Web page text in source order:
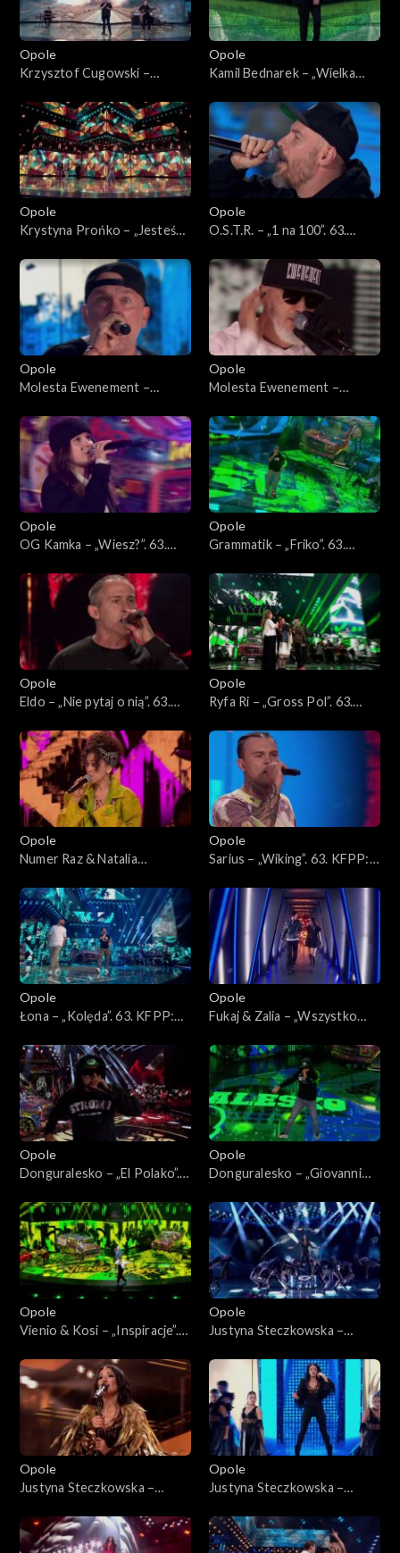
Opole
Krzysztof Cugowski –
Koncert „Autobiografia.
Jubileusz Bogdana Olewicza”
Opole
Kamil Bednarek – „Wielka
„Autobiografia. Jubileusz
Bogdana Olewicza”
Opole
Krystyna Prońko – „Jesteś
Koncert „Autobiografia.
Jubileusz Bogdana Olewicza”
Opole
O.S.T.R. – „1 na 100”. 63.
Jedno podwórko 2”
Opole
Molesta Ewenement –
„Hip-hop. Jedno podwórko
2”
Opole
Molesta Ewenement –
63. KFPP: Koncert „Hip-hop.
Jedno podwórko 2”
Opole
OG Kamka – „Wiesz?”. 63.
Jedno podwórko 2”
Opole
Grammatik – „Friko”. 63.
Jedno podwórko 2”
Opole
Eldo – „Nie pytaj o nią”. 63.
Jedno podwórko 2”
Opole
Ryfa Ri – „Gross Pol”. 63.
Jedno podwórko 2”
Opole
Numer Raz & Natalia
KFPP: Koncert „Hip-hop.
Jedno podwórko 2”
Opole
Sarius – „Wiking”. 63. KFPP:
podwórko 2”
Opole
Łona – „Kolęda”. 63. KFPP:
podwórko 2”
Opole
Fukaj & Zalia – „Wszystko
Koncert „Hip-hop. Jedno
podwórko 2”
Opole
Donguralesko – „El Polako”.
Jedno podwórko 2”
Opole
Donguralesko – „Giovanni
„Hip-hop. Jedno podwórko
Opole
Vienio & Kosi – „Inspiracje”.
Jedno podwórko 2”
Opole
Justyna Steczkowska –
„Premiery”
Opole
Justyna Steczkowska –
siebie”, „Domek z kart”. 63.
KFPP: Koncert „Premiery”
Opole
Justyna Steczkowska –
lustrem świata”, „Każda fala
znajdzie brzeg”. 63. KFPP: